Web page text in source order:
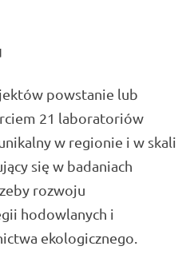
powstanie lub
21 laboratoriów
w regionie i w skali
się w badaniach
rozwoju
hodowlanych i
ekologicznego.